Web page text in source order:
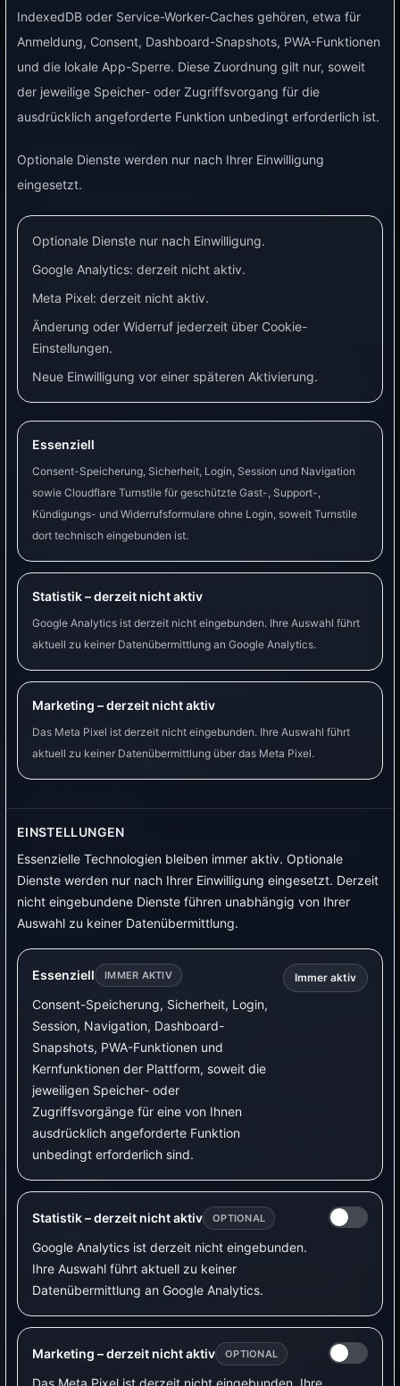
IndexedDB oder Service-Worker-Caches gehören, etwa für
Anmeldung, Consent, Dashboard-Snapshots, PWA-Funktionen
und die lokale App-Sperre. Diese Zuordnung gilt nur, soweit
der jeweilige Speicher- oder Zugriffsvorgang für die
ausdrücklich angeforderte Funktion unbedingt erforderlich ist.
Optionale Dienste werden nur nach Ihrer Einwilligung
eingesetzt.
Optionale Dienste nur nach Einwilligung.
Google Analytics: derzeit nicht aktiv.
Meta Pixel: derzeit nicht aktiv.
Änderung oder Widerruf jederzeit über Cookie-
Einstellungen.
Neue Einwilligung vor einer späteren Aktivierung.
Essenziell
Consent-Speicherung, Sicherheit, Login, Session und Navigation
sowie Cloudflare Turnstile für geschützte Gast-, Support-,
Kündigungs- und Widerrufsformulare ohne Login, soweit Turnstile
dort technisch eingebunden ist.
Statistik – derzeit nicht aktiv
Google Analytics ist derzeit nicht eingebunden. Ihre Auswahl führt
aktuell zu keiner Datenübermittlung an Google Analytics.
Marketing – derzeit nicht aktiv
Das Meta Pixel ist derzeit nicht eingebunden. Ihre Auswahl führt
aktuell zu keiner Datenübermittlung über das Meta Pixel.
EINSTELLUNGEN
Essenzielle Technologien bleiben immer aktiv. Optionale
Dienste werden nur nach Ihrer Einwilligung eingesetzt. Derzeit
nicht eingebundene Dienste führen unabhängig von Ihrer
Auswahl zu keiner Datenübermittlung.
Essenziell IMMER AKTIV
Consent-Speicherung, Sicherheit, Login,
Session, Navigation, Dashboard-
Snapshots, PWA-Funktionen und
Kernfunktionen der Plattform, soweit die
jeweiligen Speicher- oder
Zugriffsvorgänge für eine von Ihnen
ausdrücklich angeforderte Funktion
unbedingt erforderlich sind.
Immer aktiv
Statistik – derzeit nicht aktiv OPTIONAL
Google Analytics ist derzeit nicht eingebunden.
Ihre Auswahl führt aktuell zu keiner
Datenübermittlung an Google Analytics.
Marketing – derzeit nicht aktiv OPTIONAL
Das Meta Pixel ist derzeit nicht eingebunden. Ihre
Aquarium.
Mobile Verbraucher mit Stecker.
Shelly Plug S
Einsatzgebiet
Für einzelne Verbraucher mit normalem Stecker,
bei denen Schalten und Verbrauchsanzeige
gewünscht sind.
Für Einsteiger geeignet.
Kein Einbau in die Elektroinstallation.
Praktisch für Tests und erste Automationen.
Gute Wahl für viele kleinere Verbraucher.
Nachteile
Nur für Geräte geeignet, die über eine
Steckdose betrieben werden.
Leistungsgrenze des Steckers beachten.
Nicht für fest angeschlossene Verbraucher
gedacht.
Empfehlung
Empfohlen als einfacher Start für PV-
Überschuss-Verbraucher.
Shelly Plug Gen3
Einsatzgebiet
Für Anwender, die eine aktuelle Shelly-Steckdose
mit Verbrauchsmessung nutzen möchten.
Vorteile
Gut für schaltbare Verbraucher mit Stecker.
Sinnvoll, wenn du Verbrauch und
Schaltzustand zusammen sehen möchtest.
Nachteile
Leistungsgrenze und Geräteeignung prüfen.
Für Wallboxen, Heizstäbe oder fest
Lösung.
Preis-Leistungs-Tipp für einfache Steckdosen-
Automationen.
Auch weitere Shelly-Plug-Modelle wie Shelly
Plug M sowie viele Gen3-/Gen4-WLAN-